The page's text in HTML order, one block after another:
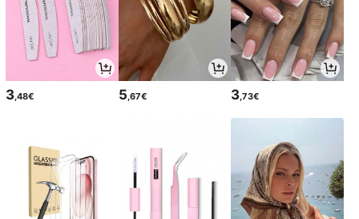
3 ,48€ 5 ,67€ 3 ,73€